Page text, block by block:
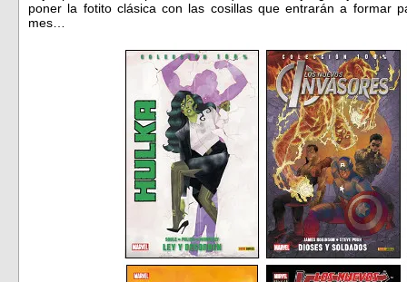
poner la fotito clásica con las cosillas que entrarán a formar
mes…